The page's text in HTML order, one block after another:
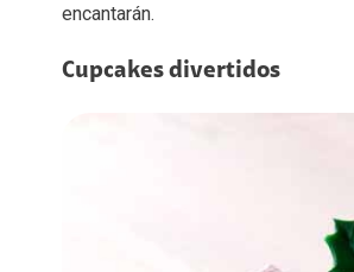
encantarán.
Cupcakes divertidos